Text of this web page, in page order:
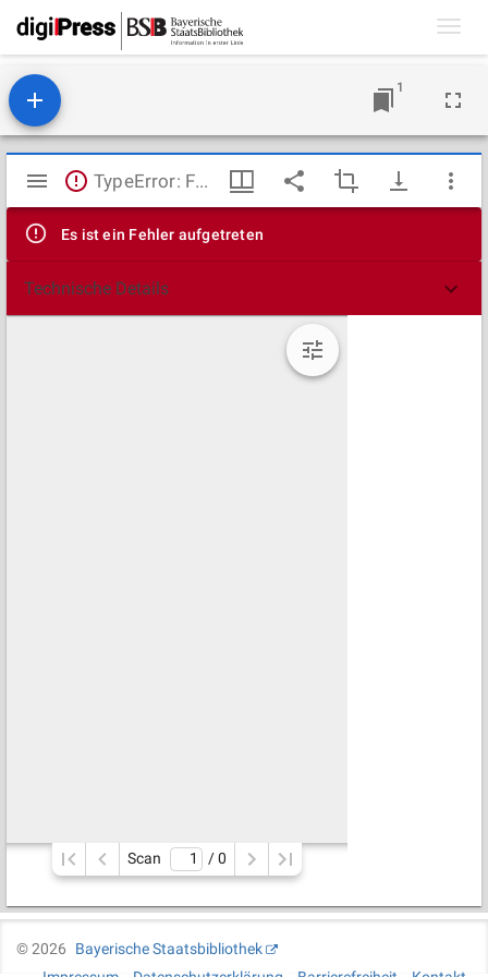
1
Mirador
Viewer
TypeError: Failed to fetch
Es ist ein Fehler aufgetreten
Technische Details
Scan / 0
©2026
Bayerische Staatsbibliothek